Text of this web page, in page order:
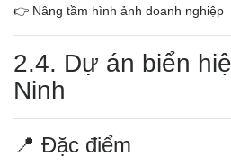
👉 Nâng tầm hình ảnh doanh nghiệp
2.4. Dự án biển
Ninh
📍 Đặc điểm